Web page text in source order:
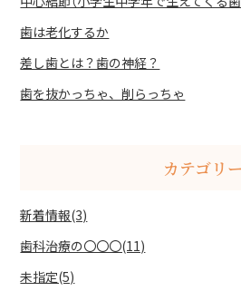
歯は老化するか
差し歯とは？歯の神経？
歯を抜かっちゃ、削らっちゃ
カテゴリ
新着情報(3)
歯科治療の〇〇〇(11)
未指定(5)